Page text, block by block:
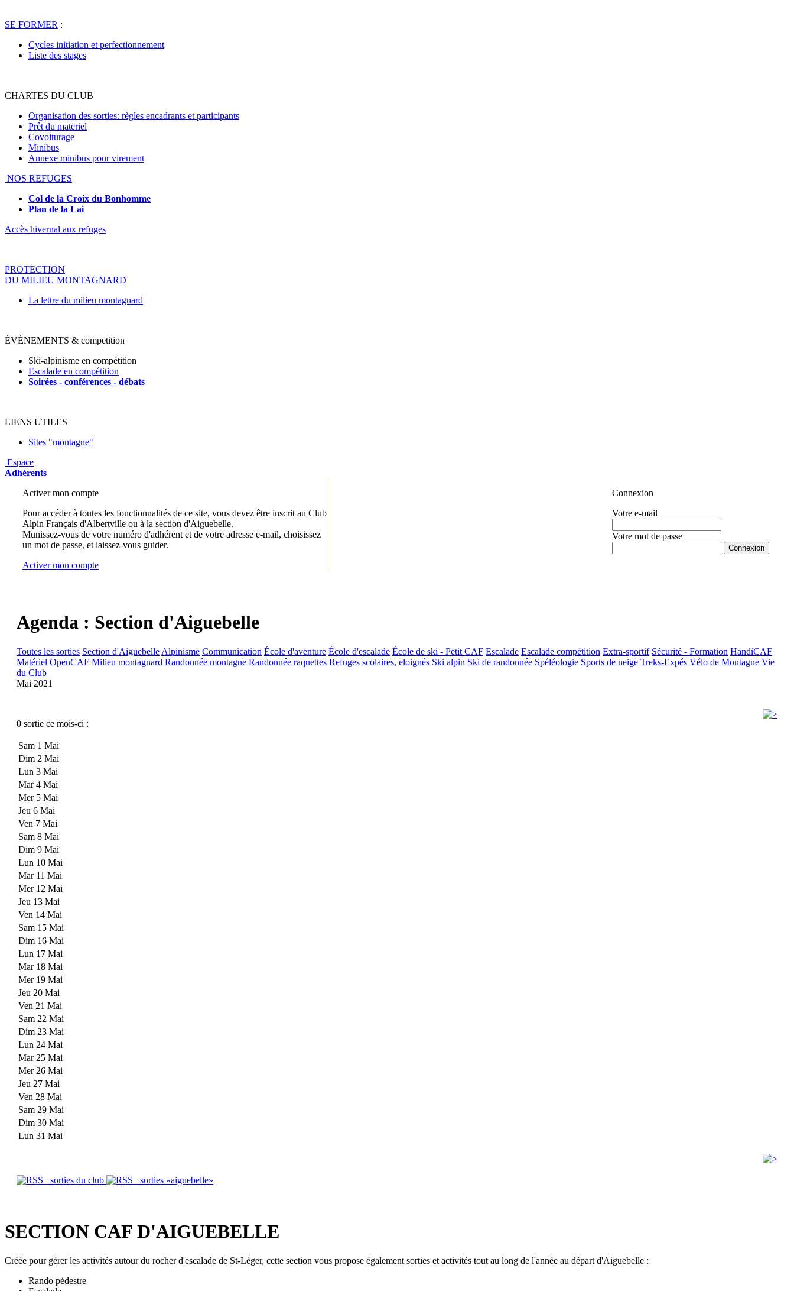
SE FORMER :
Cycles initiation et perfectionnement
Liste des stages
CHARTES DU CLUB
Organisation des sorties: règles encadrants et participants
Prêt du materiel
Covoiturage
Minibus
Annexe minibus pour virement
NOS REFUGES
Col de la Croix du Bonhomme
Plan de la Lai
Accès hivernal aux refuges
PROTECTION
DU MILIEU MONTAGNARD
La lettre du milieu montagnard
ÉVÉNEMENTS & competition
Ski-alpinisme en compétition
Escalade en compétition
Soirées - conférences - débats
LIENS UTILES
Sites "montagne"
Espace
Adhérents
Activer mon compte
Pour accéder à toutes les fonctionnalités de ce site, vous devez être inscrit au Club
Alpin Français d'Albertville ou à la section d'Aiguebelle.
Munissez-vous de votre numéro d'adhérent et de votre adresse e-mail, choisissez
un mot de passe, et laissez-vous guider.
Activer mon compte
Connexion
Votre e-mail
Votre mot de passe
Agenda : Section d'Aiguebelle
Toutes les sorties Section d'Aiguebelle Alpinisme Communication École d'aventure École d'escalade École de ski - Petit CAF Escalade Escalade compétition Extra-sportif Sécurité - Formation HandiCAF
Matériel OpenCAF Milieu montagnard Randonnée montagne Randonnée raquettes Refuges scolaires, eloignés Ski alpin Ski de randonnée Spéléologie Sports de neige Treks-Expés Vélo de Montagne Vie
du Club
Mai 2021
0 sortie ce mois-ci :
Sam 1 Mai
Dim 2 Mai
Lun 3 Mai
Mar 4 Mai
Mer 5 Mai
Jeu 6 Mai
Ven 7 Mai
Sam 8 Mai
Dim 9 Mai
Lun 10 Mai
Mar 11 Mai
Mer 12 Mai
Jeu 13 Mai
Ven 14 Mai
Sam 15 Mai
Dim 16 Mai
Lun 17 Mai
Mar 18 Mai
Mer 19 Mai
Jeu 20 Mai
Ven 21 Mai
Sam 22 Mai
Dim 23 Mai
Lun 24 Mai
Mar 25 Mai
Mer 26 Mai
Jeu 27 Mai
Ven 28 Mai
Sam 29 Mai
Dim 30 Mai
Lun 31 Mai
sorties du club sorties «aiguebelle»
SECTION CAF D'AIGUEBELLE
Créée pour gérer les activités autour du rocher d'escalade de St-Léger, cette section vous propose également sorties et activités tout au long de l'année au départ d'Aiguebelle :
Rando pédestre